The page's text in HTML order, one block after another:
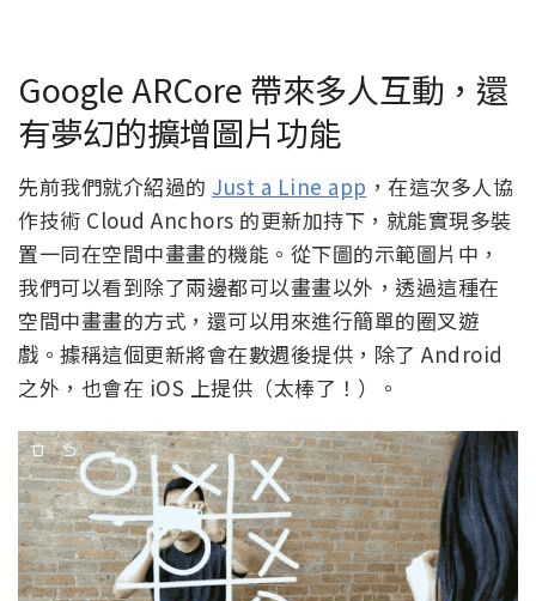
Google ARCore 帶來多人互動，還
有夢幻的擴增圖片功能
先前我們就介紹過的 Just a Line app ，在這次多人協
作技術 Cloud Anchors 的更新加持下，就能實現多裝
置一同在空間中畫畫的機能。從下圖的示範圖片中，
我們可以看到除了兩邊都可以畫畫以外，透過這種在
空間中畫畫的方式，還可以用來進行簡單的圈叉遊
戲。據稱這個更新將會在數週後提供，除了 Android
之外，也會在 iOS 上提供（太棒了！）。